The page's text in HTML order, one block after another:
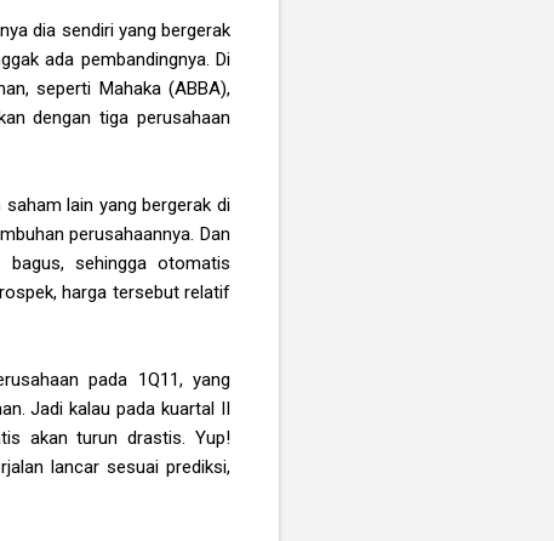
dia sendiri yang bergerak
ada pembandingnya. Di
seperti Mahaka (ABBA),
dengan tiga perusahaan
lain yang bergerak di
perusahaannya. Dan
sehingga otomatis
harga tersebut relatif
pada 1Q11, yang
Jadi kalau pada kuartal II
akan turun drastis. Yup!
lancar sesuai prediksi,